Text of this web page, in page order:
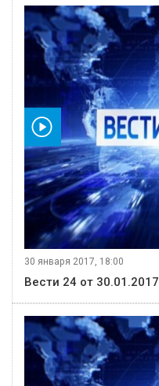
30 января 2017, 18:00
Вести 24 от 30.01.2017